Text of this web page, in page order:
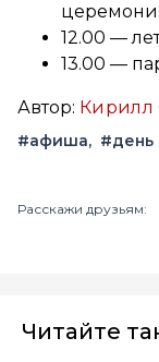
12.00 —
13.00 —
Автор: Кирилл
#афиша #день
Расскажи друзьям:
Читайте